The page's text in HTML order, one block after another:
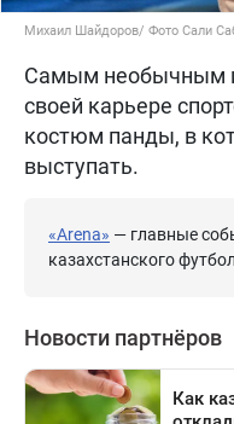
Михаил Шайдоров/ Фото Сали
Самым необычным
своей карьере
костюм панды, в
выступать.
«Arena» — главные
казахстанского